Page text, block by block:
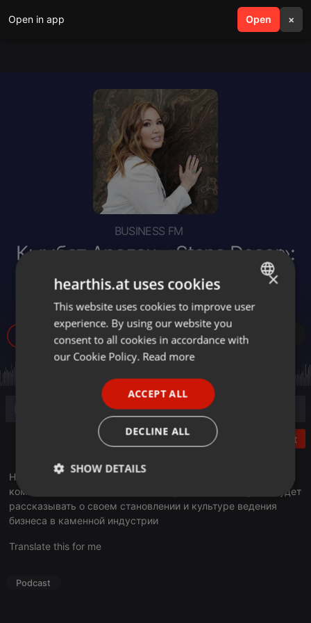
Open in app Open ×
search menu
BUSINESS FM
Кымбат Арслан, «Stone Decor»:
значение соцсетей в жизни
бизнесвумен
Post
На волнах Business FM авторская программа руководителя
компании «Stone Decor» Кымбат Арслан. Бизнесвумен будет
рассказывать о своем становлении и культуре ведения
бизнеса в каменной индустрии
Translate this for me
Podcast
ENGLISH
GERMAN
×
hearthis.at uses cookies
This website uses cookies to improve user
experience. By using our website you
consent to all cookies in accordance with
our Cookie Policy. Read more
ACCEPT ALL
DECLINE ALL
SHOW DETAILS
Strictly
necessary
Targeting Functionality